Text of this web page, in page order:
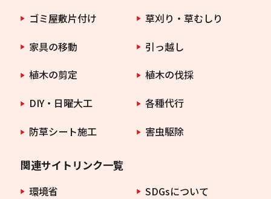
ゴミ屋敷片付け
草刈り・草むしり
家具の移動
引っ越し
植木の剪定
植木の伐採
DIY・日曜大工
各種代行
防草シート施工
害虫駆除
関連サイトリンク一覧
環境省
SDGsについて